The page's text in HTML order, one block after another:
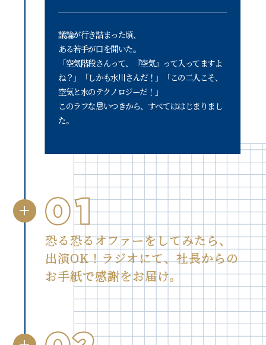
議論が行き詰まった頃、
ある若手が口を開いた。
「空気階段さんって、『空気』って入ってますよ
ね？」「しかも水川さんだ！」「この二人こそ、
空気と水のテクノロジーだ！」
このラフな思いつきから、すべてははじまりまし
た。
恐る恐るオファーをしてみたら、
出演OK！ラジオにて、社長からの
お手紙で感謝をお届け。